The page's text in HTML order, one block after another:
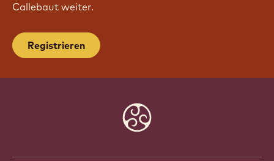
Callebaut weiter.
Registrieren